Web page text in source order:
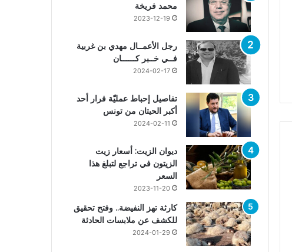
محمد فريخة
2023-12-19
رجل الأعمــال مهدي بن غربية
فــي خــبر كــــــان
2024-02-17
تفاصيل إحباط عمليّة فرار أحد
أكبر الحيتان من تونس
2024-02-11
ديوان الزيت: أسعار زيت
الزيتون في تراجع لتبلغ هذا
السعر
2023-11-20
كارثة تهز النفيضة.. وفتح تحقيق
للكشف عن ملابسات الحادثة
2024-01-29